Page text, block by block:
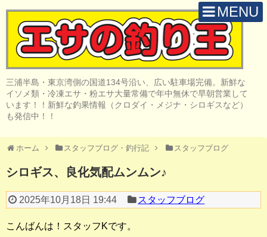
MENU
三浦半島・東京湾側の国道134号沿い、広い駐車場完備。新鮮な
イソメ類・冷凍エサ・粉エサ大量常備で年中無休で早朝営業して
います！！新鮮な釣果情報（クロダイ・メジナ・シロギスなど）
も発信中！！
ホーム スタッフブログ・釣行記 スタッフブログ
シロギス、良化気配ムンムン♪
2025年10月18日 19:44 スタッフブログ
こんばんは！スタッフKです。
H O M E
取 扱 商 品
釣 果 情 報
陸っぱりルアー